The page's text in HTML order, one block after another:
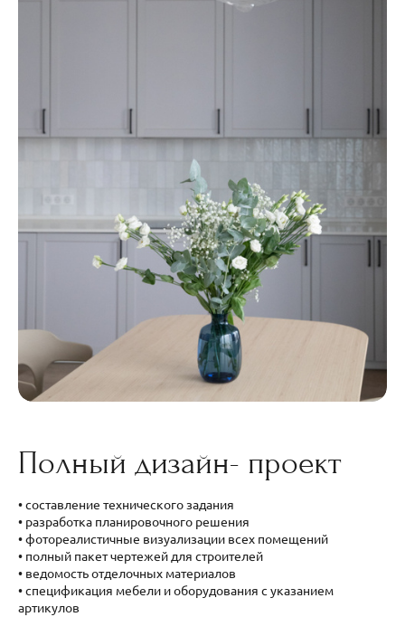
Полный дизайн- проект
• составление технического задания
• разработка планировочного решения
• фотореалистичные визуализации всех помещений
• полный пакет чертежей для строителей
• ведомость отделочных материалов
• спецификация мебели и оборудования с указанием
артикулов